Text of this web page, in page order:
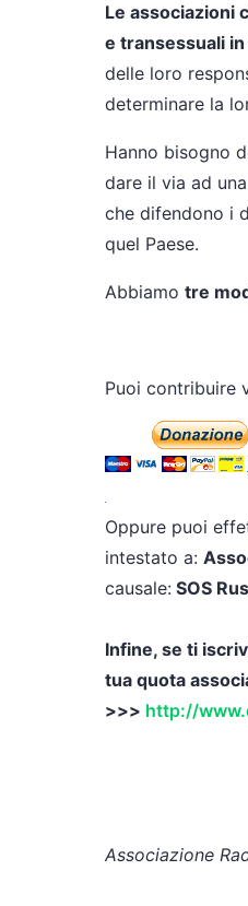
Le associazioni
e transessuali
delle loro
determinare la
Hanno bisogno
dare il via ad una
che difendono i
quel Paese.
Abbiamo tre
Puoi contribuire
Oppure puoi
intestato a:
causale: SOS
Infine, se ti
tua quota
>>> http://
Associazione